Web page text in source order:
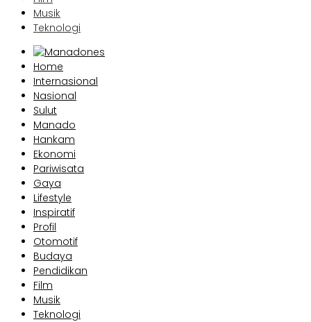
Musik
Teknologi
Home
Internasional
Nasional
Sulut
Manado
Hankam
Ekonomi
Pariwisata
Gaya
Lifestyle
Inspiratif
Profil
Otomotif
Budaya
Pendidikan
Film
Musik
Teknologi